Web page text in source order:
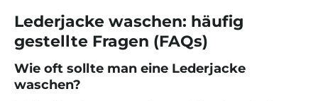
Lederjacke waschen: häufig
gestellte Fragen (FAQs)
Wie oft sollte man eine Lederjacke
waschen?